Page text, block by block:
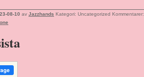
08-10 av Jazzhands Kategori: Uncategorized Kommentarer: